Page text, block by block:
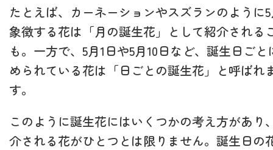
たとえば、カーネーションやスズランのように
象徴する花は「月の誕生花」として紹介される
も。一方で、5月1日や5月10日など、誕生日ごと
められている花は「日ごとの誕生花」と呼ばれ
す。
このように誕生花にはいくつかの考え方があり
介される花がひとつとは限りません。誕生日の